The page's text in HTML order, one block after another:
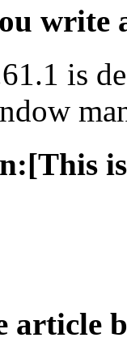
write
is
article